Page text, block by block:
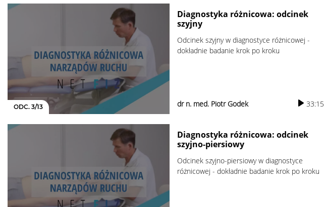
ODC. 3/13
Diagnostyka różnicowa: odcinek
szyjny
Odcinek szyjny w diagnostyce różnicowej -
dokładnie badanie krok po kroku
dr n. med. Piotr Godek 33:15
Diagnostyka różnicowa: odcinek
szyjno-piersiowy
Odcinek szyjno-piersiowy w diagnostyce
różnicowej - dokładnie badanie krok po kroku